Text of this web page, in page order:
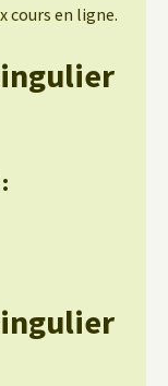
cours en ligne.